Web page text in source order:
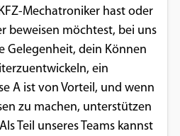
Mechatroniker hast oder
beweisen möchtest, bei uns
Gelegenheit, dein Können
ein
A ist von Vorteil, und wenn
zu machen, unterstützen
Teil unseres Teams kannst